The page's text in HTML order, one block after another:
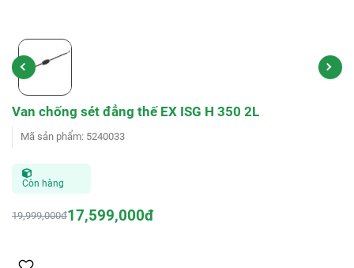
Van chống sét đẳng thế EX ISG H 350 2L
Mã sản phẩm: 5240033
Còn hàng
19,999,000đ17,599,000đ